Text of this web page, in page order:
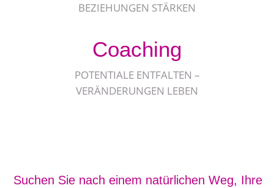
BEZIEHUNGEN STÄRKEN
Coaching
POTENTIALE ENTFALTEN –
VERÄNDERUNGEN LEBEN
Suchen Sie nach einem natürlichen Weg, Ihre